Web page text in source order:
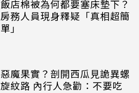
飯店棉被為何都要塞床墊下？
房務人員現身釋疑「真相超簡
單」
惡魔果實？剖開西瓜見詭異螺
旋紋路 內行人急勸：不要吃